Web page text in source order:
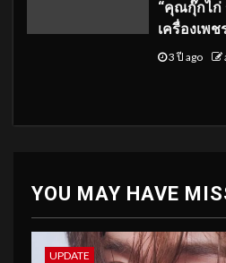
“คุณกุ๊กไก่
เครื่องเพ
3 ปี ago
YOU MAY HAVE
UPDATE